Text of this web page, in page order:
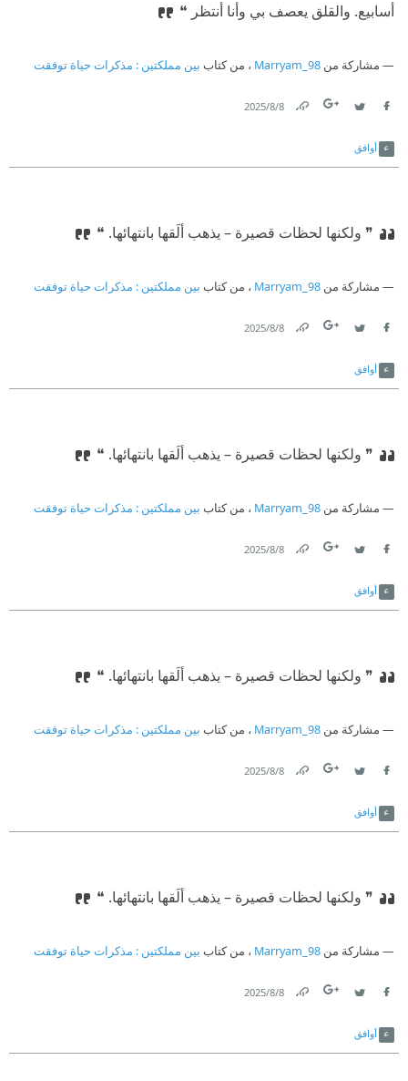
أسابيع. والقلق يعصف بي وأنا أنتظر ❝
مشاركة من Marryam_98 ، من كتاب بين مملكتين : مذكرات حياة توفقت
8‏/8‏/2025
أوافق
❞ ولكنها لحظات قصيرة – يذهب ألَقها بانتهائها. ❝
مشاركة من Marryam_98 ، من كتاب بين مملكتين : مذكرات حياة توفقت
8‏/8‏/2025
أوافق
❞ ولكنها لحظات قصيرة – يذهب ألَقها بانتهائها. ❝
مشاركة من Marryam_98 ، من كتاب بين مملكتين : مذكرات حياة توفقت
8‏/8‏/2025
أوافق
❞ ولكنها لحظات قصيرة – يذهب ألَقها بانتهائها. ❝
مشاركة من Marryam_98 ، من كتاب بين مملكتين : مذكرات حياة توفقت
8‏/8‏/2025
أوافق
❞ ولكنها لحظات قصيرة – يذهب ألَقها بانتهائها. ❝
مشاركة من Marryam_98 ، من كتاب بين مملكتين : مذكرات حياة توفقت
8‏/8‏/2025
أوافق